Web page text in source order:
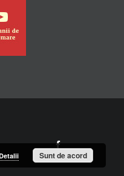
Facebook
Sunt de acord